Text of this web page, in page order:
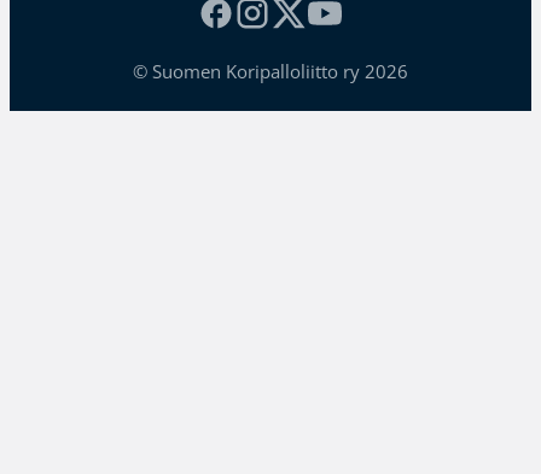
© Suomen Koripalloliitto ry 2026